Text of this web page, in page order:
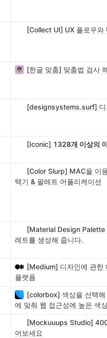
[Collect UI] UX 플로우와
[한글 맞춤] 맞춤법 검사
[designsystems.surf] 디
[Iconic] 1328개 이상의
[Color Slurp] MAC을 이
택기 & 팔레트 어플리케이션
[Material Design Palette
레트를 생성해 줍니다.
[Medium] 디자인에 관한
플랫폼
[colorbox] 색상을 선택해
에 맞춰 웹 접근성에 높은 색
[Mockuuups Studio]
어보세요